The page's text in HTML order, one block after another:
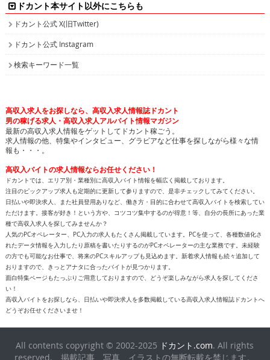
ドカント本サイト以外にこちらも
ドカント公式 X(旧Twitter)
ドカント公式 Instagram
検索キーワード一覧
高収入求人をお探しなら、高収入求人情報誌ドカント
男の稼げる求人・高収入求人アルバイト情報マガジン
最新の高収入求人情報をゲットしてドカント稼ごう。
求人情報の他、特集やインタビュー、グラビアなど仕事を探しながら様々な情
報も・・・。
高収入バイトの求人情報ならお任せください！
ドカントでは、エリア別・業種別に高収入バイト情報を幅広く掲載しております。
注目のピックアップ求人も定期的に更新して参りますので、是非チェックしてみてください。
日払いや即決求人、また社員登用ありなど、働き方・目的に合わせて高収入バイトを検索してい
ただけます。接客が好き！という方や、コツコツ集中するのが得意！等、自分の長所にあった業
種で高収入求人を探してみませんか？
人気のPCオペレーター、PC入力の求人もたくさん掲載しています。PCを使って、各種数値化さ
れたデータ情報を入力したり原稿を書いたりするのがPCオペレーターの主な業務です。未経験
の方でも可能なお仕事で、将来のPCスキルアップも見込めます。新着求人情報も続々追加して
おりますので、きっとアナタに合ったバイトが見つかります。
面白特集ページもたっぷりご用意しておりますので、どうぞ楽しみながら求人を探してくださ
い！
高収入バイトをお探しなら、日払いや即決求人を多数掲載している高収入求人情報誌ドカントへ
どうぞお任せくださいませ！
All contents copyright © 2002-2025 ドカント.com. All rights
reserved. 掲載記事、写真、イラストの無断転載を禁じます。